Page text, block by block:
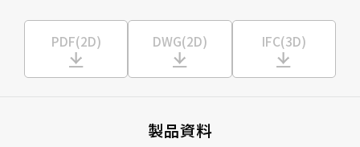
PDF(2D) DWG(2D) IFC(3D)
製品資料